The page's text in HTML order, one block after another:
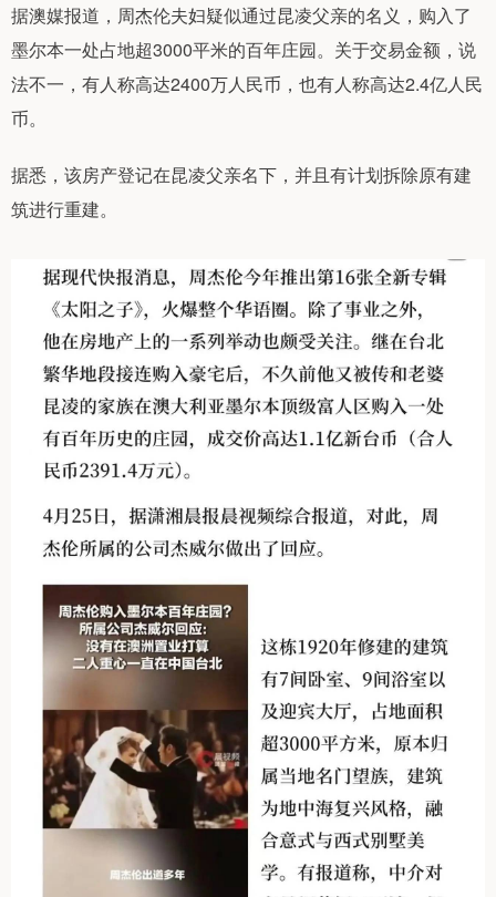
据澳媒报道，周杰伦夫妇疑似通过昆凌父亲的名义，购入了
墨尔本一处占地超3000平米的百年庄园。关于交易金额，说
法不一，有人称高达2400万人民币，也有人称高达2.4亿人民
币。
据悉，该房产登记在昆凌父亲名下，并且有计划拆除原有建
筑进行重建。